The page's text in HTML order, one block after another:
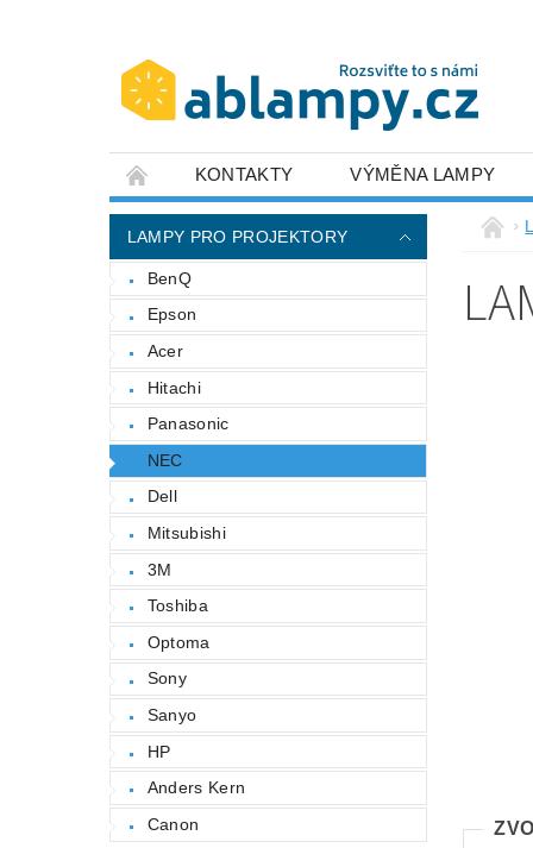
KONTAKTY VÝMĚNA LAMPY
LAMPY PRO PROJEKTORY
BenQ
Epson
Acer
Hitachi
Panasonic
NEC
Dell
Mitsubishi
3M
Toshiba
Optoma
Sony
Sanyo
HP
Anders Kern
Canon